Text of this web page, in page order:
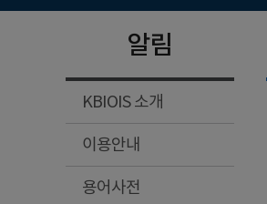
알림
KBIOIS 소개
이용안내
용어사전